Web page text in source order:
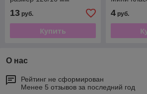
13 руб.
Купить
4руб.
О нас
Рейтинг не сформирован
Менее 5 отзывов за последний год